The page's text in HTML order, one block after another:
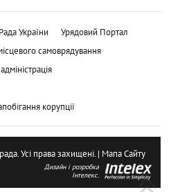
України
Урядовий Портал
самоврядування
корупції
Усі права захищені. | Мапа Сайту
Дизайн і розробка
Інтелекс.